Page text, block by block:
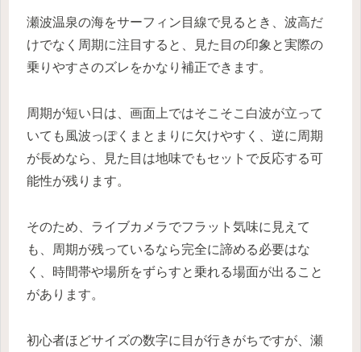
瀬波温泉の海をサーフィン目線で見るとき、波高だ
けでなく周期に注目すると、見た目の印象と実際の
乗りやすさのズレをかなり補正できます。
周期が短い日は、画面上ではそこそこ白波が立って
いても風波っぽくまとまりに欠けやすく、逆に周期
が長めなら、見た目は地味でもセットで反応する可
能性が残ります。
そのため、ライブカメラでフラット気味に見えて
も、周期が残っているなら完全に諦める必要はな
く、時間帯や場所をずらすと乗れる場面が出ること
があります。
初心者ほどサイズの数字に目が行きがちですが、瀬